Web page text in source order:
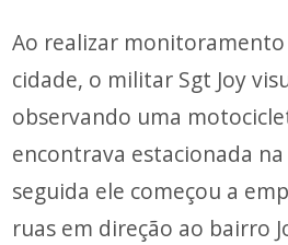
Ao realizar monitoramento
cidade, o militar Sgt Joy
observando uma
encontrava estacionada
seguida ele começou a
ruas em direção ao bairro